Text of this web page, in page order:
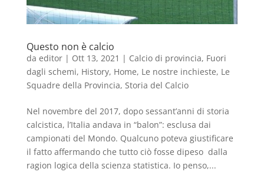
Questo non è calcio
da editor| Ott 13, 2021 | Calcio di provincia, Fuori
dagli schemi, History, Home, Le nostre inchieste, Le
Squadre della Provincia, Storia del Calcio
Nel novembre del 2017, dopo sessant’anni di storia
calcistica, l’Italia andava in “balon”: esclusa dai
campionati del Mondo. Qualcuno poteva giustificare
il fatto affermando che tutto ciò fosse dipeso dalla
ragion logica della scienza statistica. Io penso,...